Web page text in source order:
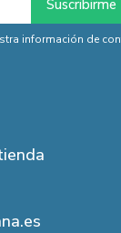
información de